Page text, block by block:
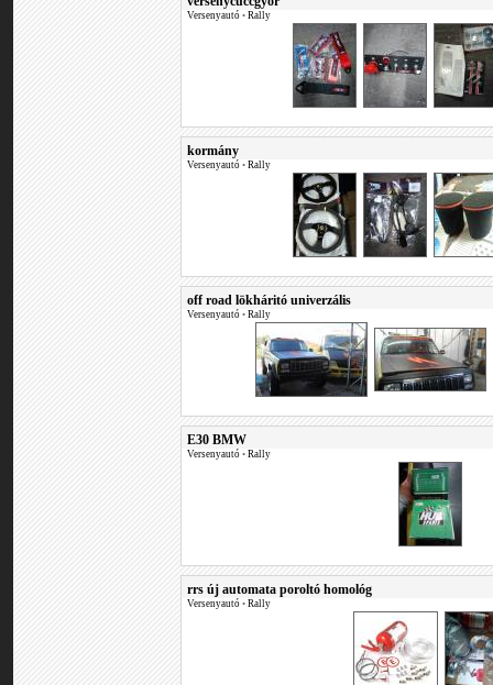
Versenyautó • Rally
kormány
Versenyautó • Rally
off road lökháritó univerzális
Versenyautó • Rally
E30 BMW
Versenyautó • Rally
rrs új automata poroltó homológ
Versenyautó • Rally